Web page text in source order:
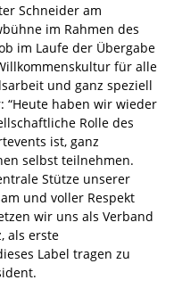
Schneider am
im Rahmen des
im Laufe der Übergabe
für alle
und ganz speziell
“Heute haben wir wieder
Rolle des
ist, ganz
selbst teilnehmen.
Stütze unserer
und voller Respekt
wir uns als Verband
als erste
Label tragen zu